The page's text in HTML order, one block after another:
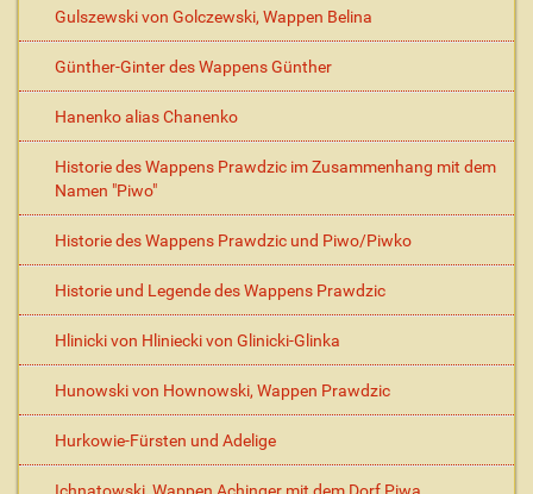
Gulszewski von Golczewski, Wappen Belina
Günther-Ginter des Wappens Günther
Hanenko alias Chanenko
Historie des Wappens Prawdzic im Zusammenhang mit dem
Namen "Piwo"
Historie des Wappens Prawdzic und Piwo/Piwko
Historie und Legende des Wappens Prawdzic
Hlinicki von Hliniecki von Glinicki-Glinka
Hunowski von Hownowski, Wappen Prawdzic
Hurkowie-Fürsten und Adelige